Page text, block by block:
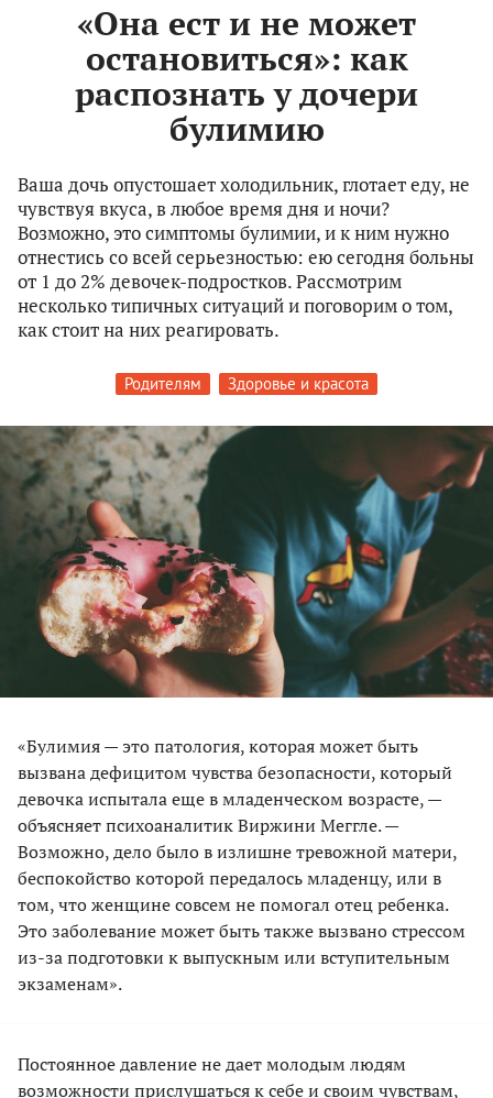
«Она ест и не может
остановиться»: как
распознать у дочери
булимию
Ваша дочь опустошает холодильник, глотает еду, не
чувствуя вкуса, в любое время дня и ночи?
Возможно, это симптомы булимии, и к ним нужно
отнестись со всей серьезностью: ею сегодня больны
от 1 до 2% девочек-подростков. Рассмотрим
несколько типичных ситуаций и поговорим о том,
как стоит на них реагировать.
Родителям Здоровье и красота
«Булимия — это патология, которая может быть
вызвана дефицитом чувства безопасности, который
девочка испытала еще в младенческом возрасте, —
объясняет психоаналитик Виржини Меггле. —
Возможно, дело было в излишне тревожной матери,
беспокойство которой передалось младенцу, или в
том, что женщине совсем не помогал отец ребенка.
Это заболевание может быть также вызвано стрессом
из-за подготовки к выпускным или вступительным
экзаменам».
Постоянное давление не дает молодым людям
возможности прислушаться к себе и своим чувствам,